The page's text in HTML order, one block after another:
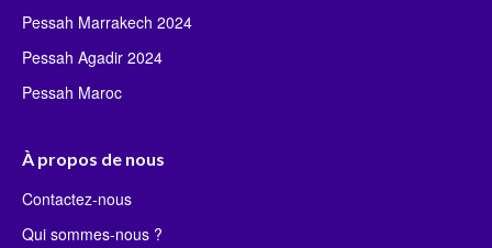
Pessah Marrakech 2024
Pessah Agadir 2024
Pessah Maroc
À propos de nous
Contactez-nous
Qui sommes-nous ?